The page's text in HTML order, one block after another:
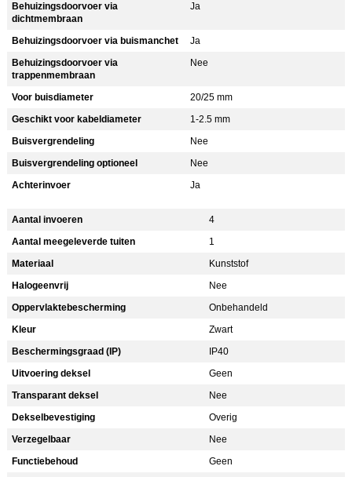
Behuizingsdoorvoer via
dichtmembraan
Ja
Behuizingsdoorvoer via buismanchet
Ja
Behuizingsdoorvoer via
trappenmembraan
Nee
Voor buisdiameter
20/25 mm
Geschikt voor kabeldiameter
1-2.5 mm
Buisvergrendeling
Nee
Buisvergrendeling optioneel
Nee
Achterinvoer
Ja
Aantal invoeren
4
Aantal meegeleverde tuiten
1
Materiaal
Kunststof
Halogeenvrij
Nee
Oppervlaktebescherming
Onbehandeld
Kleur
Zwart
Beschermingsgraad (IP)
IP40
Uitvoering deksel
Geen
Transparant deksel
Nee
Dekselbevestiging
Overig
Verzegelbaar
Nee
Functiebehoud
Geen